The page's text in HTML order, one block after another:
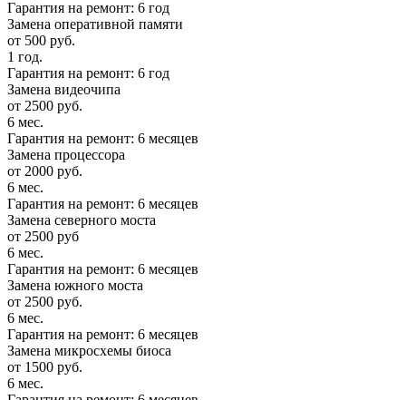
Гарантия на ремонт: 6 год
Замена оперативной памяти
от 500 руб.
1 год.
Гарантия на ремонт: 6 год
Замена видеочипа
от 2500 руб.
6 мес.
Гарантия на ремонт: 6 месяцев
Замена процессора
от 2000 руб.
6 мес.
Гарантия на ремонт: 6 месяцев
Замена северного моста
от 2500 руб
6 мес.
Гарантия на ремонт: 6 месяцев
Замена южного моста
от 2500 руб.
6 мес.
Гарантия на ремонт: 6 месяцев
Замена микросхемы биоса
от 1500 руб.
6 мес.